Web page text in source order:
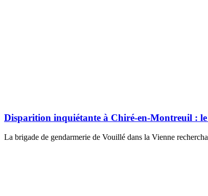
Disparition inquiétante à Chiré-en-Montreuil :
La brigade de gendarmerie de Vouillé dans la Vienne